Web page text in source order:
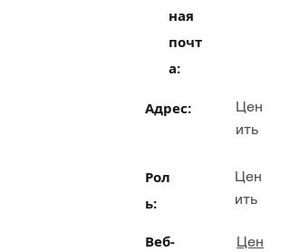
ная
почт
а:
Адрес:
Цен
ить
Рол
ь:
Цен
ить
Веб-
Цен